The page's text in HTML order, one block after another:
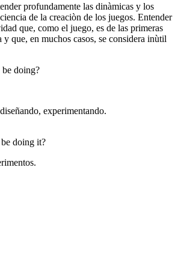
profundamente las dinàmicas y los
de la creaciòn de los juegos. Entender
que, como el juego, es de las primeras
y que, en muchos casos, se considera inùtil
doing?
experimentando.
doing it?